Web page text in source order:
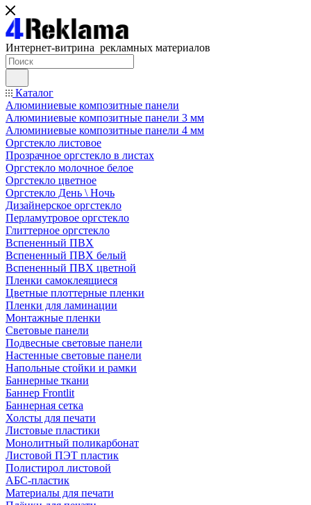
Интернет-витрина рекламных материалов
Каталог
Алюминиевые композитные панели
Алюминиевые композитные панели 3 мм
Алюминиевые композитные панели 4 мм
Оргстекло листовое
Прозрачное оргстекло в листах
Оргстекло молочное белое
Оргстекло цветное
Оргстекло День \ Ночь
Дизайнерское оргстекло
Перламутровое оргстекло
Глиттерное оргстекло
Вспененный ПВХ
Вспененный ПВХ белый
Вспененный ПВХ цветной
Пленки самоклеящиеся
Цветные плоттерные пленки
Пленки для ламинации
Монтажные пленки
Световые панели
Подвесные световые панели
Настенные световые панели
Напольные стойки и рамки
Баннерные ткани
Баннер Frontlit
Баннерная сетка
Холсты для печати
Листовые пластики
Монолитный поликарбонат
Листовой ПЭТ пластик
Полистирол листовой
АБС-пластик
Материалы для печати